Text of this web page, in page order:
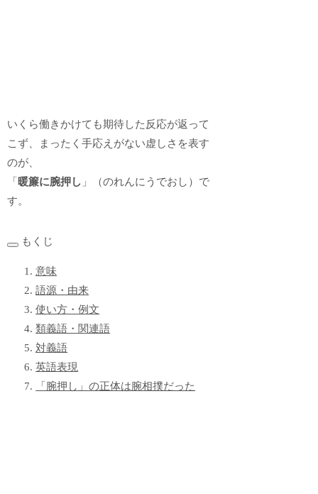
いくら働きかけても期待した反応が返って
こず、まったく手応えがない虚しさを表す
のが、
「 暖簾に腕押し 」（のれんにうでおし）で
す。
もくじ
意味
語源・由来
使い方・例文
類義語・関連語
対義語
英語表現
「腕押し」の正体は腕相撲だった